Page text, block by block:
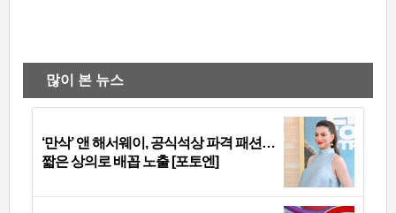
많이 본 뉴스
‘만삭’ 앤 해서웨이, 공식석상 파격 패션…
짧은 상의로 배꼽 노출 [포토엔]